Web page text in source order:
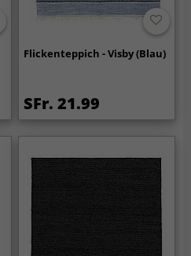
Flickenteppich - Visby (Blau)
SFr. 21.99